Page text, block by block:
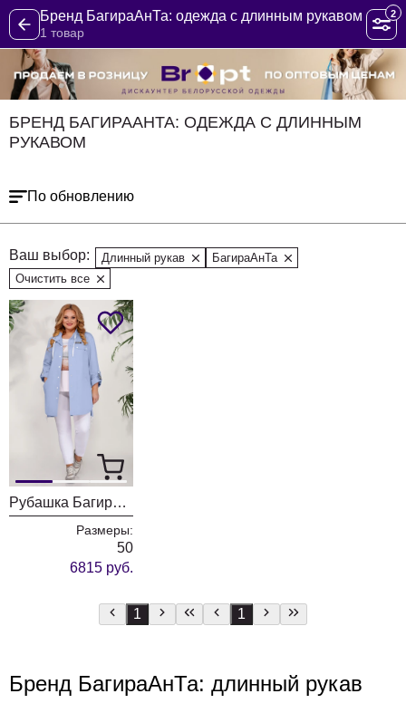
Бренд БагираАнТа: одежда с длинным рукавом
1 товар
2
БРЕНД БАГИРААНТА: ОДЕЖДА С ДЛИННЫМ
РУКАВОМ
По обновлению
Ваш выбор: Длинный рукав
БагираАнТа
Очистить все
Рубашка БагираАнТа 783/3
Размеры:
50
6815 руб.
1 1
Бренд БагираАнТа: длинный рукав